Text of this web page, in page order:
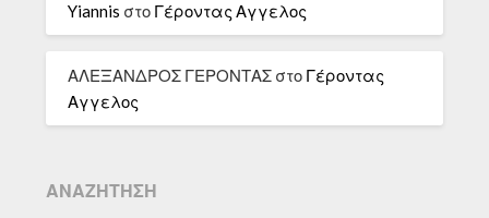
Yiannis στο Γέροντας Αγγελος
ΑΛΕΞΑΝΔΡΟΣ ΓΕΡΟΝΤΑΣ στο Γέροντας
Αγγελος
ΑΝΑΖΉΤΗΣΗ